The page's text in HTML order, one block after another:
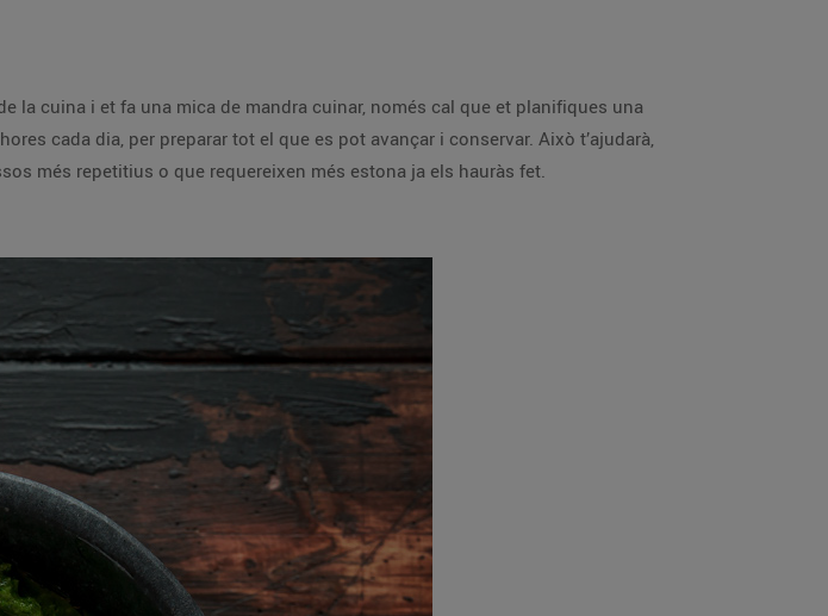
la cuina i et fa una mica de mandra cuinar, només cal que et planifiques una
cada dia, per preparar tot el que es pot avançar i conservar. Això t’ajudarà,
més repetitius o que requereixen més estona ja els hauràs fet.